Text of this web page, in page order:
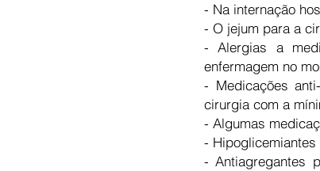
- Na internação
- O jejum para a
- Alergias a
enfermagem no
- Medicações
cirurgia com a
- Algumas
-
- Antiagregantes